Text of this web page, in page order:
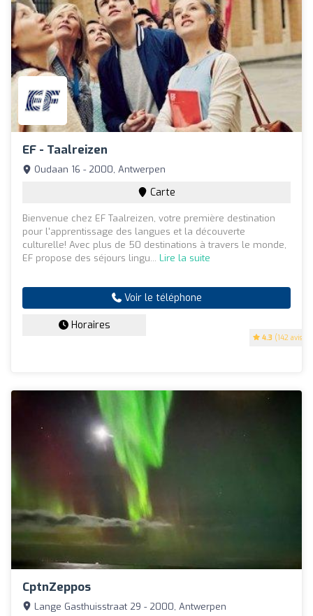
EF - Taalreizen
4.3 (142 avis)
Oudaan 16 - 2000, Antwerpen
Carte
Bienvenue chez EF Taalreizen, votre première destination
pour l'apprentissage des langues et la découverte
culturelle! Avec plus de 50 destinations à travers le monde,
EF propose des séjours lingu... Lire la suite
Voir le téléphone
Horaires
CptnZeppos
Lange Gasthuisstraat 29 - 2000, Antwerpen